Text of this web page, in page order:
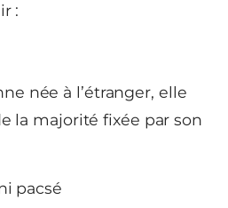
:
née à l’étranger, elle
la majorité fixée par son
pacsé